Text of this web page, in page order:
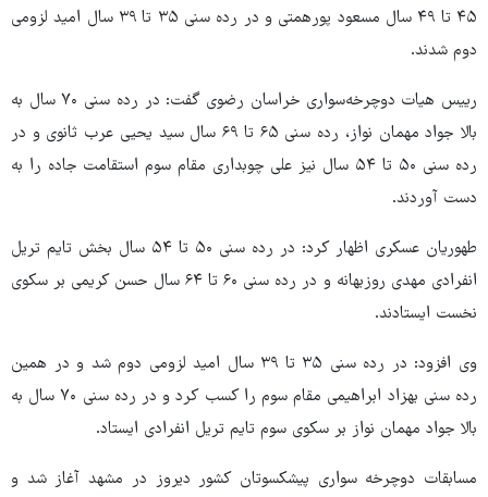
۴۵ تا ۴۹ سال مسعود پورهمتی و در رده سنی ۳۵ تا ۳۹ سال امید لزومی
دوم شدند.
رییس هیات دوچرخه‌سواری خراسان رضوی گفت: در رده سنی ۷۰ سال به
بالا جواد مهمان نواز، رده سنی ۶۵ تا ۶۹ سال سید یحیی عرب ثانوی و در
رده سنی ۵۰ تا ۵۴ سال نیز علی چوبداری مقام سوم استقامت جاده را به
دست آوردند.
طهوریان عسکری اظهار کرد: در رده سنی ۵۰ تا ۵۴ سال بخش تایم تریل
انفرادی مهدی روزبهانه و در رده سنی ۶۰ تا ۶۴ سال حسن کریمی بر سکوی
نخست ایستادند.
وی افزود: در رده سنی ۳۵ تا ۳۹ سال امید لزومی دوم شد و در همین
رده سنی بهزاد ابراهیمی مقام سوم را کسب کرد و در رده سنی ۷۰ سال به
بالا جواد مهمان نواز بر سکوی سوم تایم تریل انفرادی ایستاد.
مسابقات دوچرخه سواری پیشکسوتان کشور دیروز در مشهد آغاز شد و